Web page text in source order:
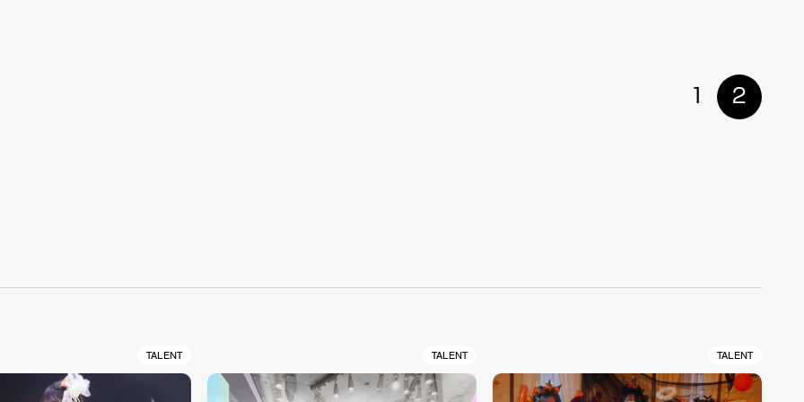
1 2
TALENT TALENT TALENT